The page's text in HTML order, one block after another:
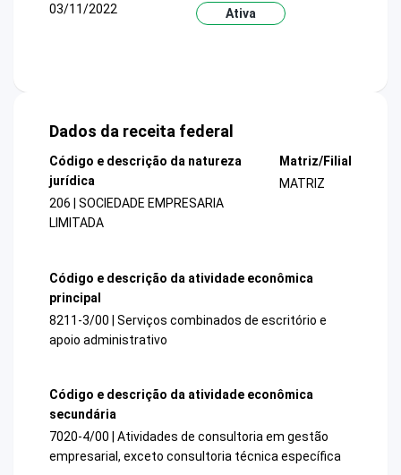
03/11/2022
Ativa
Dados da receita federal
Código e descrição da natureza
jurídica
206 | SOCIEDADE EMPRESARIA
LIMITADA
Matriz/Filial
MATRIZ
Código e descrição da atividade econômica
principal
8211-3/00 | Serviços combinados de escritório e
apoio administrativo
Código e descrição da atividade econômica
secundária
7020-4/00 | Atividades de consultoria em gestão
empresarial, exceto consultoria técnica específica